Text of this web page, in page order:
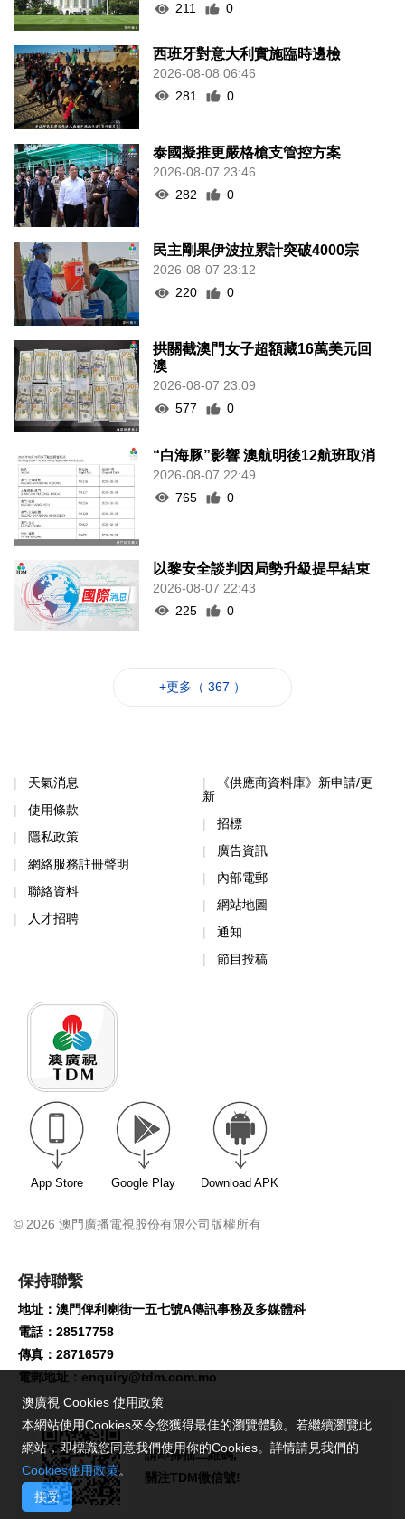
211
0
西班牙對意大利實施臨時邊檢
2026-08-08 06:46
281
0
泰國擬推更嚴格槍支管控方案
2026-08-07 23:46
282
0
民主剛果伊波拉累計突破4000宗
2026-08-07 23:12
220
0
拱關截澳門女子超額藏16萬美元回
澳
2026-08-07 23:09
577
0
“白海豚”影響 澳航明後12航班取消
2026-08-07 22:49
765
0
以黎安全談判因局勢升級提早結束
2026-08-07 22:43
225
0
+更多（ 367 ）
天氣消息
使用條款
隱私政策
網絡服務註冊聲明
聯絡資料
人才招聘
《供應商資料庫》新申請/更
新
招標
廣告資訊
內部電郵
網站地圖
通知
節目投稿
App Store Google Play Download APK
© 2026 澳門廣播電視股份有限公司版權所有
保持聯繫
地址：澳門俾利喇街一五七號A傳訊事務及多媒體科
電話：28517758
傳真：28716579
電郵地址： enquiry@tdm.com.mo
請即掃描二維碼,
關注TDM微信號!
澳廣視 Cookies 使用政策
本網站使用Cookies來令您獲得最佳的瀏覽體驗。若繼續瀏覽此
網站，即標識您同意我們使用你的Cookies。詳情請見我們的
Cookies使用政策。
接受